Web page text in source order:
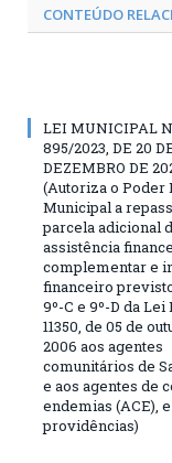
CONTEÚDO
LEI MUNICIPAL
895/2023, DE 20
DEZEMBRO DE
(Autoriza o Poder
Municipal a
parcela adicional
assistência
complementar e
financeiro
9º-C e 9º-D da Lei
11350, de 05 de
2006 aos agentes
comunitários de
e aos agentes de
endemias (ACE),
providências)